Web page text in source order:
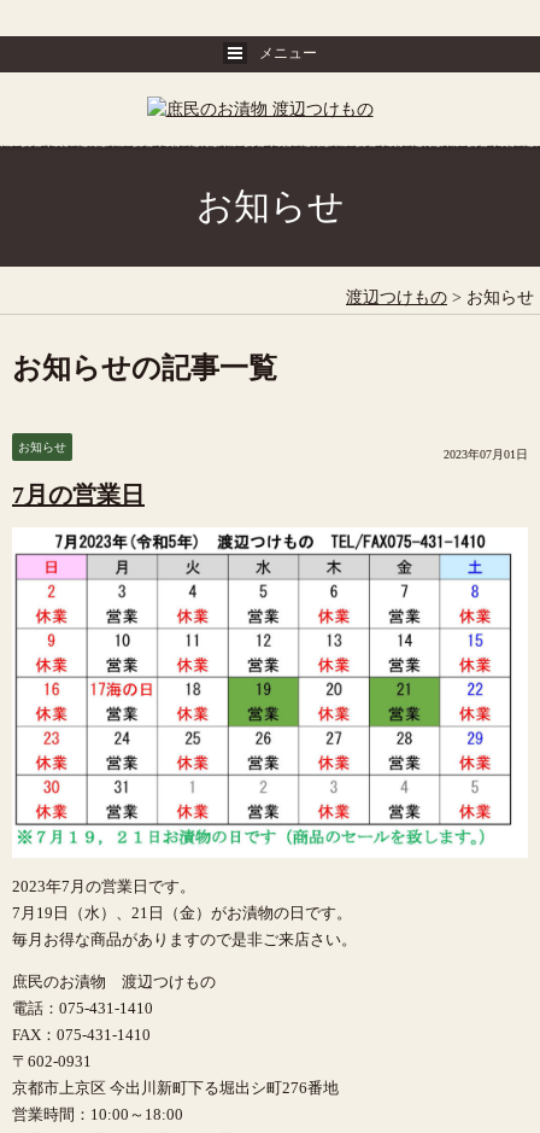
お知らせ
渡辺つけもの > お知らせ
お知らせの記事一覧
お知らせ
2023年07月01日
7月の営業日
2023年7月の営業日です。
7月19日（水）、21日（金）がお漬物の日です。
毎月お得な商品がありますので是非ご来店さい。
庶民のお漬物 渡辺つけもの
電話：075-431-1410
FAX：075-431-1410
〒602-0931
京都市上京区 今出川新町下る堀出シ町276番地
営業時間：10:00～18:00